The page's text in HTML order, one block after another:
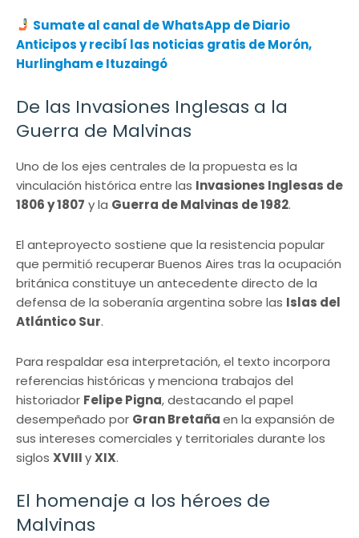
Sumate al canal de WhatsApp de Diario
Anticipos y recibí las noticias gratis de Morón,
Hurlingham e Ituzaingó
De las Invasiones Inglesas a la
Guerra de Malvinas
Uno de los ejes centrales de la propuesta es la
vinculación histórica entre las Invasiones Inglesas de
1806 y 1807 y la Guerra de Malvinas de 1982.
El anteproyecto sostiene que la resistencia popular
que permitió recuperar Buenos Aires tras la ocupación
británica constituye un antecedente directo de la
defensa de la soberanía argentina sobre las Islas del
Atlántico Sur.
Para respaldar esa interpretación, el texto incorpora
referencias históricas y menciona trabajos del
historiador Felipe Pigna, destacando el papel
desempeñado por Gran Bretañaen la expansión de
sus intereses comerciales y territoriales durante los
siglos XVIIIyXIX.
El homenaje a los héroes de
Malvinas